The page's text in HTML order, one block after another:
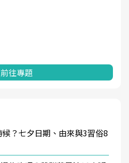
前往專題
？七夕日期、由來與3習俗8